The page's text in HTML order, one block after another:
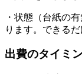
・状態（台紙の
ります。できる
出費のタイミ